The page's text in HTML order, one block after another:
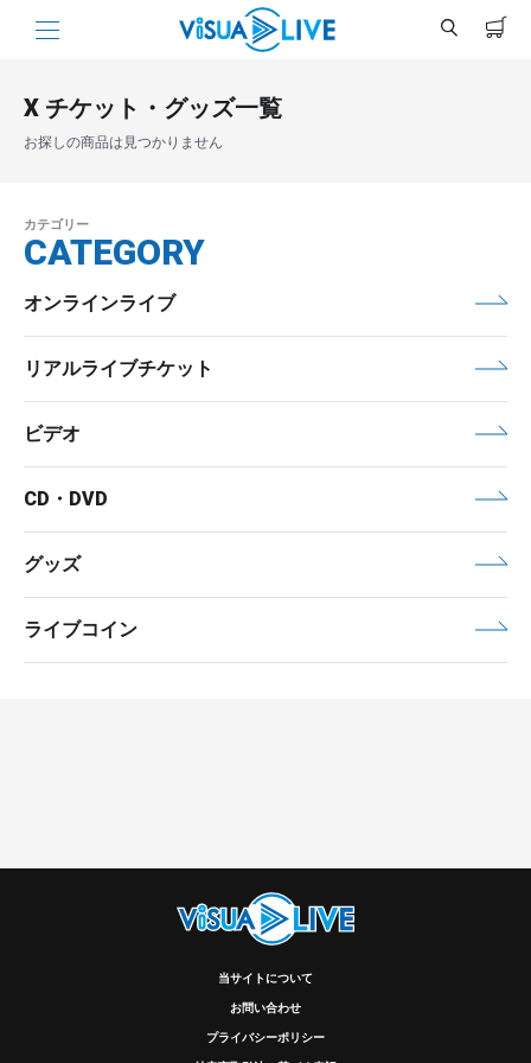
X チケット・グッズ一覧
お探しの商品は見つかりません
カテゴリー
CATEGORY
オンラインライブ
リアルライブチケット
ビデオ
CD・DVD
グッズ
ライブコイン
当サイトについて
お問い合わせ
プライバシーポリシー